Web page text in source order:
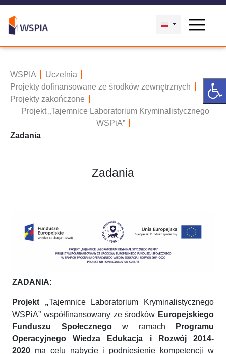
WSPIA
Uczelnia
Projekty dofinansowane ze środków zewnętrznych
Projekty zakończone
Projekt „Tajemnice Laboratorium Kryminalistycznego
WSPiA”
Zadania
Zadania
ZADANIA:
Projekt „Tajemnice Laboratorium Kryminalistycznego
WSPiA” współfinansowany ze środków Europejskiego
Funduszu Społecznegow ramach
Programu
Operacyjnego Wiedza Edukacja i Rozwój 2014-
2020 ma celu nabycie i podniesienie kompetencji w